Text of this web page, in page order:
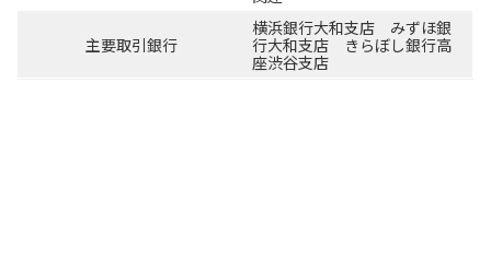
主要取引銀行
横浜銀行大和支店 みずほ銀
行大和支店 きらぼし銀行高
座渋谷支店